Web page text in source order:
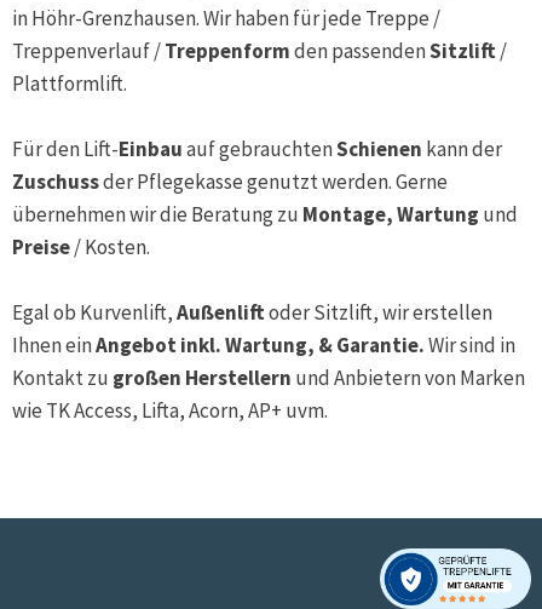
inHöhr-Grenzhausen. Wir haben für jede Treppe /
Treppenverlauf /Treppenformden passendenSitzlift/
Plattformlift.
Für den Lift-Einbauauf gebrauchtenSchienen kann der
Zuschussder Pflegekasse genutzt werden. Gerne
übernehmen wir die Beratung zu Montage, Wartung und
Preise/ Kosten.
Egal ob Kurvenlift,Außenliftoder Sitzlift, wir erstellen
Ihnen einAngebot inkl. Wartung, & Garantie.Wir sind in
Kontakt zu großen Herstellern und Anbietern von Marken
wie TK Access, Lifta, Acorn, AP+ uvm.